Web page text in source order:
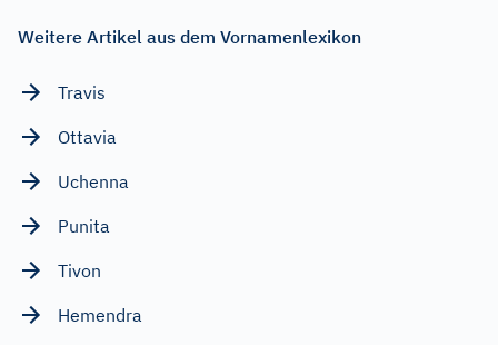
Weitere Artikel aus dem Vornamenlexikon
Travis
Ottavia
Uchenna
Punita
Tivon
Hemendra